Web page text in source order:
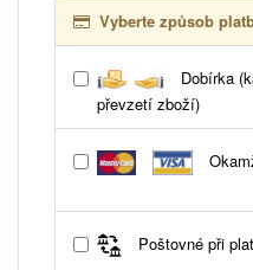
Vyberte způsob
Dobírka
převzetí zboží)
Poštovné při